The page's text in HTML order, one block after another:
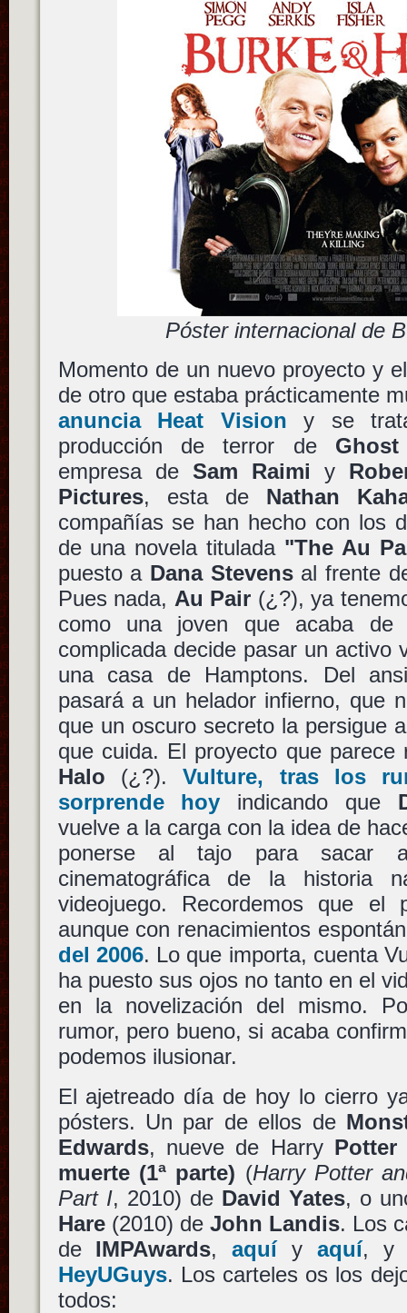
Póster internacional de
Momento de un nuevo proyecto y
de otro que estaba prácticamente
anuncia Heat Vision y se
producción de terror de
empresa de Sam Raimi y
Pictures, esta de Nathan
compañías se han hecho con los
de una novela titulada "The Au
puesto a Dana Stevensal frente
Pues nada, Au Pair (¿?), ya
como una joven que acaba de
complicada decide pasar un activo
una casa de Hamptons. Del
pasará a un helador infierno, que
que un oscuro secreto la persigue
que cuida. El proyecto que
Halo (¿?).Vulture, tras los
sorprende hoy indicando que
vuelve a la carga con la idea de
ponerse al tajo para sacar
cinematográfica de la historia
videojuego. Recordemos que el
aunque con renacimientos
del 2006. Lo que importa, cuenta
ha puesto sus ojos no tanto en el
en la novelización del mismo.
rumor, pero bueno, si acaba
podemos ilusionar.
El ajetreado día de hoy lo cierro
pósters. Un par de ellos de
Edwards, nueve de HarryPotter
muerte (1ª parte) (Harry Potter
Part I, 2010) de David Yates, o
Hare(2010) de John Landis. Los
de IMPAwards,aquíyaquí,
HeyUGuys. Los carteles os los
todos: